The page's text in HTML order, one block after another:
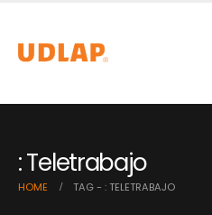
: Teletrabajo
HOME TAG - : TELETRABAJO